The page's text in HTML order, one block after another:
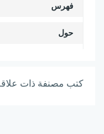
فهرس
حول
كتب مصنفة ذات